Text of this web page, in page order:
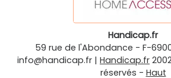
Handicap.fr
59 rue de l'Abondance - F-
info@handicap.fr | Handicap.fr
réservés - Haut